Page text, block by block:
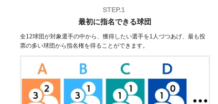
最初に指名できる球団
全12球団が対象選手の中から、獲得したい選手を1人づつあげ、最も投
票の多い球団から指名権を得ることができます。